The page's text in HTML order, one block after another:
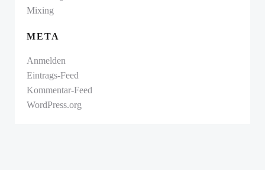
Mixing
META
Anmelden
Eintrags-Feed
Kommentar-Feed
WordPress.org